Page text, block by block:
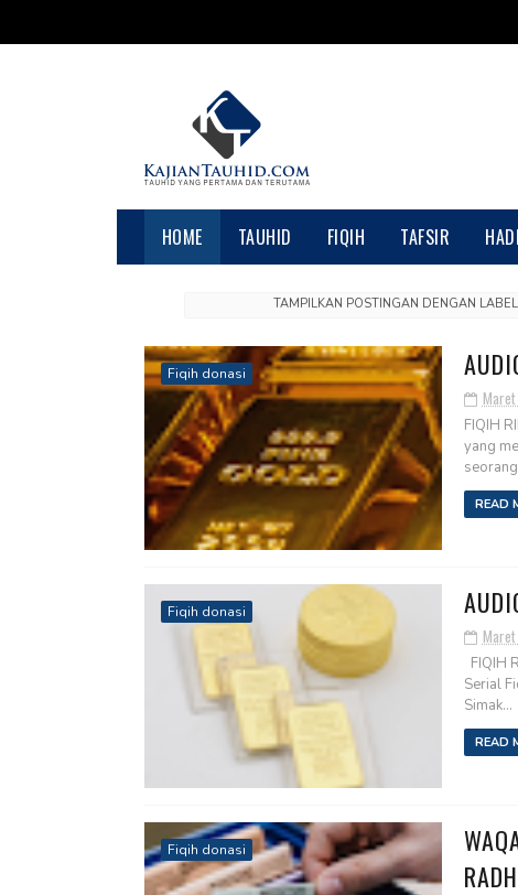
HOME TAUHID FIQIH TAFSIR
TAMPILKAN POSTINGAN DENGAN LABEL
Fiqih donasi
FIQIH
yang
READ
Fiqih donasi
FIQIH
Serial
Simak...
READ
Fiqih donasi